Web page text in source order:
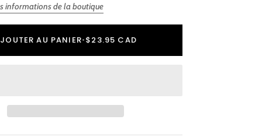
informations de la boutique
AU PANIER•$23.95 CAD